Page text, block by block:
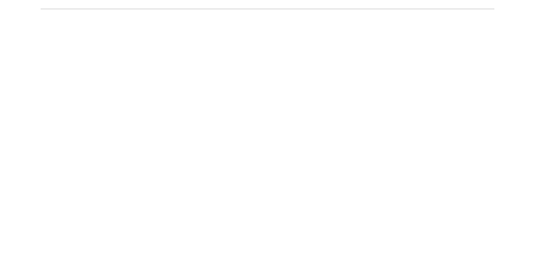
purchase Corporate license.-